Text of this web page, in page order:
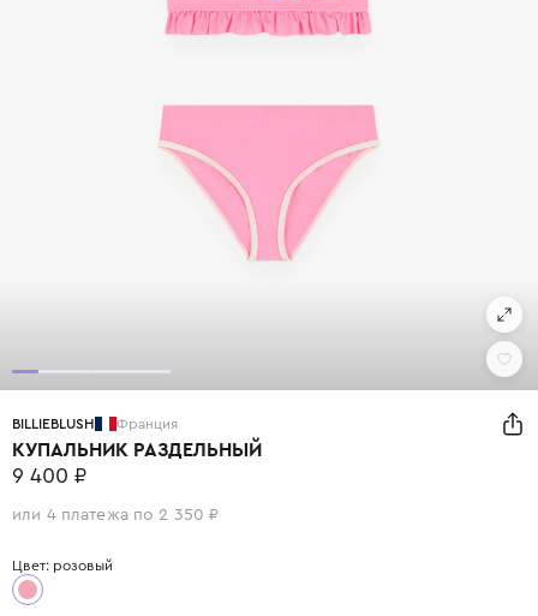
BILLIEBLUSH Франция
КУПАЛЬНИК РАЗДЕЛЬНЫЙ
9 400 ₽
или 4 платежа по 2 350 ₽
Цвет: розовый